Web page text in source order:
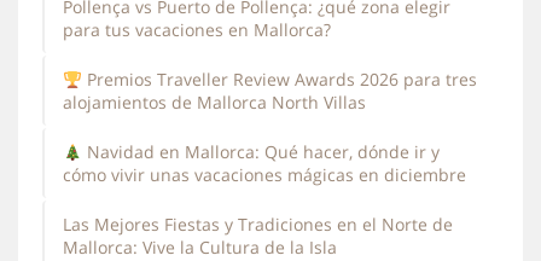
Pollença vs Puerto de Pollença: ¿qué zona elegir
para tus vacaciones en Mallorca?
Premios Traveller Review Awards 2026 para tres
alojamientos de Mallorca North Villas
Navidad en Mallorca: Qué hacer, dónde ir y
cómo vivir unas vacaciones mágicas en diciembre
Las Mejores Fiestas y Tradiciones en el Norte de
Mallorca: Vive la Cultura de la Isla